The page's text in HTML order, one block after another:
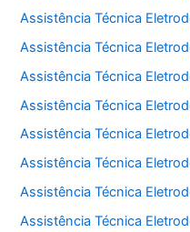
Assistência Técnica
Assistência Técnica
Assistência Técnica
Assistência Técnica
Assistência Técnica
Assistência Técnica
Assistência Técnica
Assistência Técnica